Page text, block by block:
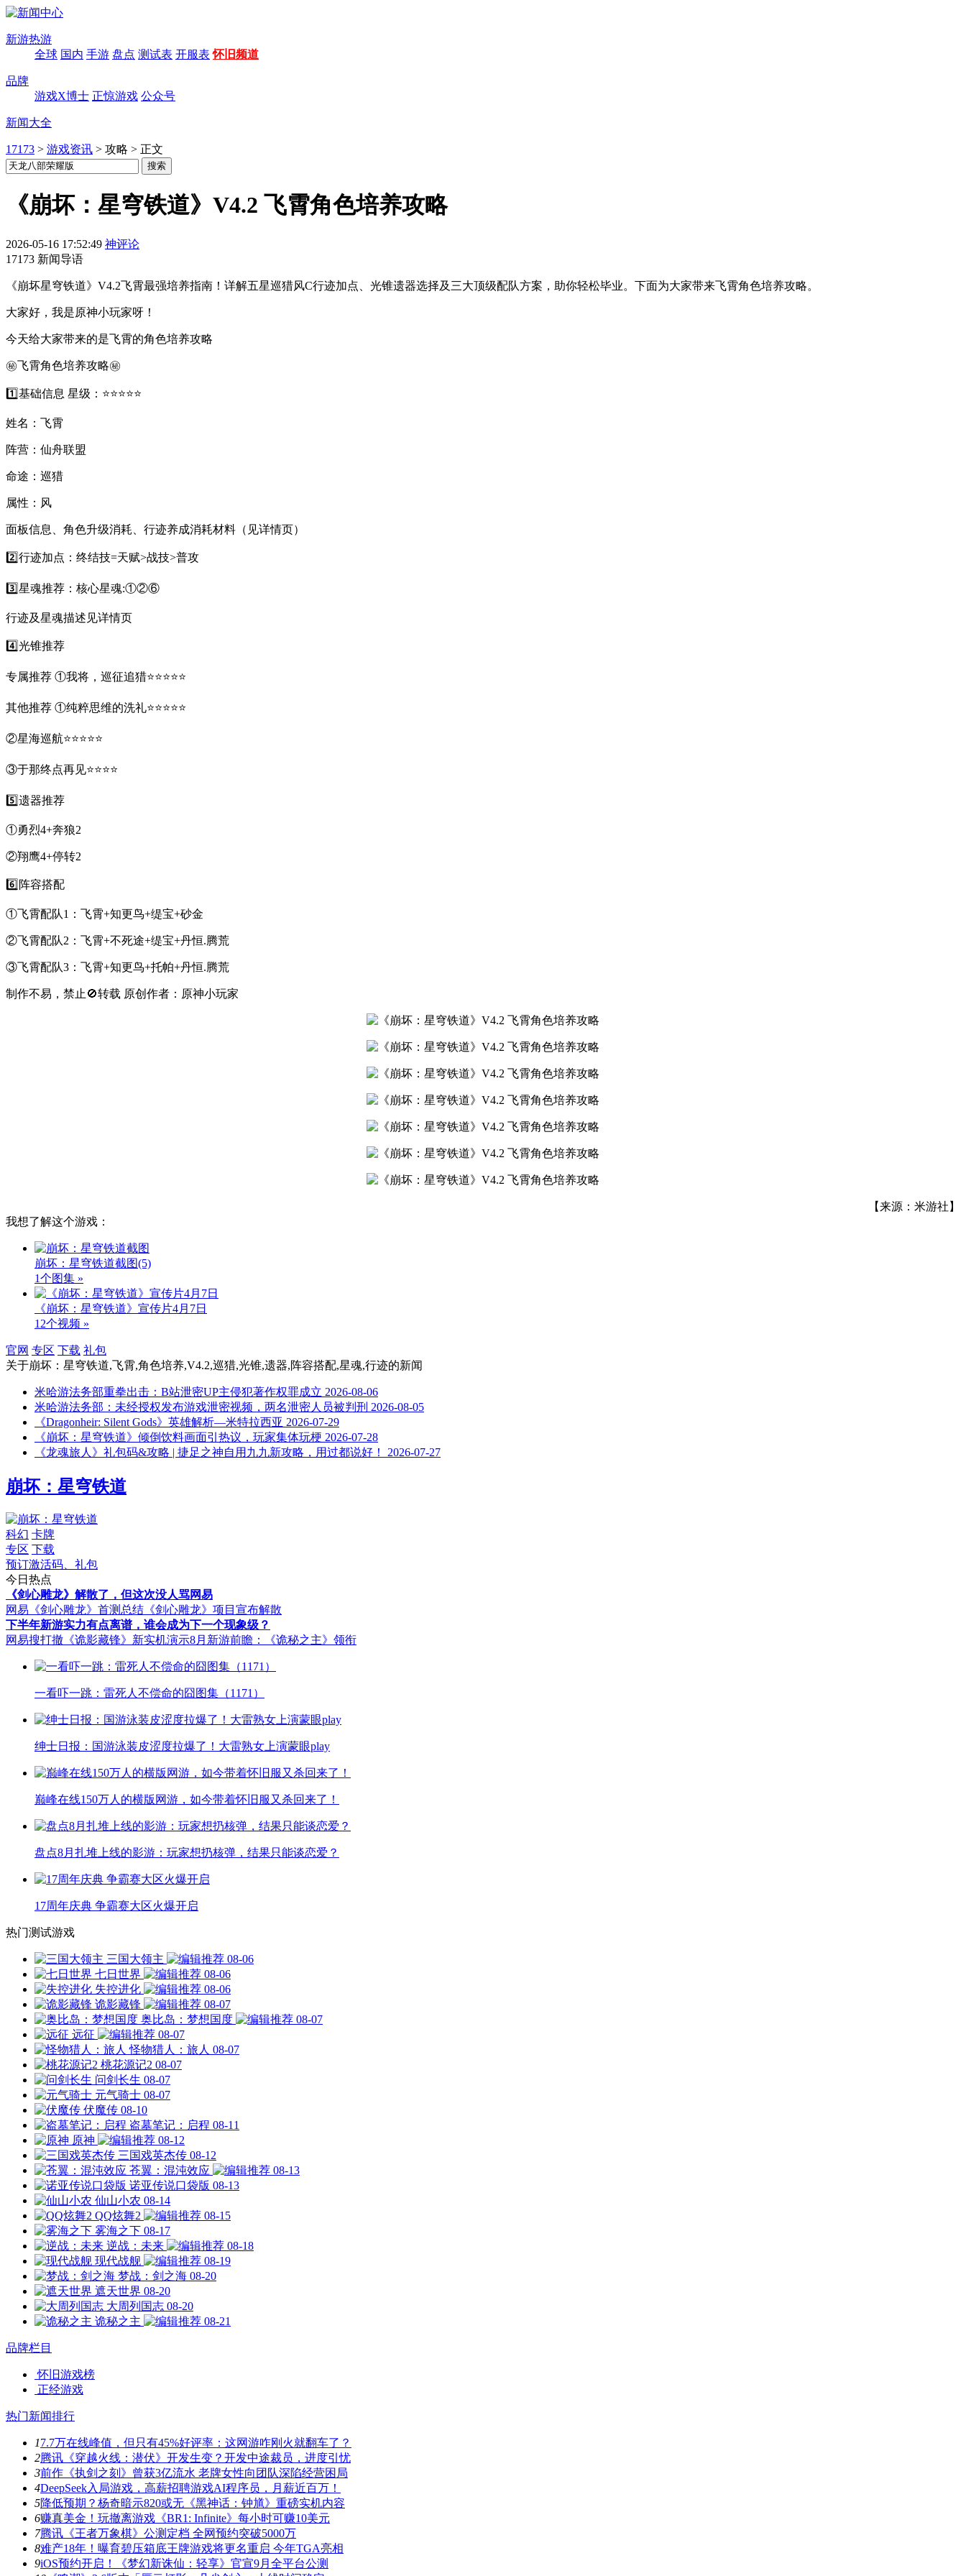
新游热游
全球 国内 手游 盘点 测试表 开服表 怀旧频道
品牌
游戏X博士 正惊游戏 公众号
新闻大全
17173 > 游戏资讯 > 攻略 > 正文
《崩坏：星穹铁道》V4.2 飞霄角色培养攻略
2026-05-16 17:52:49 神评论
17173 新闻导语
《崩坏星穹铁道》V4.2飞霄最强培养指南！详解五星巡猎风C行迹加点、光锥遗器选择及三大顶级配队方案，助你轻松毕业。下面为大家带来飞霄角色培养攻略。
大家好，我是原神小玩家呀！
今天给大家带来的是飞霄的角色培养攻略
㊙️飞霄角色培养攻略㊙️
1️⃣基础信息 星级：⭐⭐⭐⭐⭐
姓名：飞霄
阵营：仙舟联盟
命途：巡猎
属性：风
面板信息、角色升级消耗、行迹养成消耗材料（见详情页）
2️⃣行迹加点：终结技=天赋>战技>普攻
3️⃣星魂推荐：核心星魂:①②⑥
行迹及星魂描述见详情页
4️⃣光锥推荐
专属推荐 ①我将，巡征追猎⭐⭐⭐⭐⭐
其他推荐 ①纯粹思维的洗礼⭐⭐⭐⭐⭐
②星海巡航⭐⭐⭐⭐⭐
③于那终点再见⭐⭐⭐⭐
5️⃣遗器推荐
①勇烈4+奔狼2
②翔鹰4+停转2
6️⃣阵容搭配
①飞霄配队1：飞霄+知更鸟+缇宝+砂金
②飞霄配队2：飞霄+不死途+缇宝+丹恒.腾荒
③飞霄配队3：飞霄+知更鸟+托帕+丹恒.腾荒
制作不易，禁止🚫转载 原创作者：原神小玩家
【来源：米游社】
我想了解这个游戏：
崩坏：星穹铁道截图(5)
1个图集 »
《崩坏：星穹铁道》宣传片4月7日
12个视频 »
官网 专区 下载 礼包
关于崩坏：星穹铁道,飞霄,角色培养,V4.2,巡猎,光锥,遗器,阵容搭配,星魂,行迹的新闻
米哈游法务部重拳出击：B站泄密UP主侵犯著作权罪成立 2026-08-06
米哈游法务部：未经授权发布游戏泄密视频，两名泄密人员被判刑 2026-08-05
《Dragonheir: Silent Gods》英雄解析—米特拉西亚 2026-07-29
《崩坏：星穹铁道》倾倒饮料画面引热议，玩家集体玩梗 2026-07-28
《龙魂旅人》礼包码&攻略 | 捷足之神自用九九新攻略，用过都说好！
2026-07-27
崩坏：星穹铁道
科幻 卡牌
专区 下载
预订激活码、礼包
今日热点
《剑心雕龙》解散了，但这次没人骂网易
网易《剑心雕龙》首测总结 《剑心雕龙》项目宣布解散
下半年新游实力有点离谱，谁会成为下一个现象级？
网易搜打撤《诡影藏锋》新实机演示8月新游前瞻：《诡秘之主》领衔
一看吓一跳：雷死人不偿命的囧图集（1171）
绅士日报：国游泳装皮涩度拉爆了！大雷熟女上演蒙眼play
巅峰在线150万人的横版网游，如今带着怀旧服又杀回来了！
盘点8月扎堆上线的影游：玩家想扔核弹，结果只能谈恋爱？
17周年庆典 争霸赛大区火爆开启
热门测试游戏
三国大领主
08-06
七日世界
08-06
失控进化
08-06
诡影藏锋
08-07
奥比岛：梦想国度
08-07
远征
08-07
怪物猎人：旅人 08-07
桃花源记2 08-07
问剑长生 08-07
元气骑士 08-07
伏魔传 08-10
盗墓笔记：启程 08-11
原神
08-12
三国戏英杰传 08-12
苍翼：混沌效应
08-13
诺亚传说口袋版 08-13
仙山小农 08-14
QQ炫舞2
08-15
雾海之下 08-17
逆战：未来
08-18
现代战舰
08-19
梦战：剑之海 08-20
遮天世界 08-20
大周列国志 08-20
诡秘之主
08-21
品牌栏目
怀旧游戏榜
正经游戏
热门新闻排行
17.7万在线峰值，但只有45%好评率：这网游咋刚火就翻车了？
2腾讯《穿越火线：潜伏》开发生变？开发中途裁员，进度引忧
3前作《执剑之刻》曾获3亿流水 老牌女性向团队深陷经营困局
4DeepSeek入局游戏，高薪招聘游戏AI程序员，月薪近百万！
5降低预期？杨奇暗示820或无《黑神话：钟馗》重磅实机内容
6赚真美金！玩撤离游戏《BR1: Infinite》每小时可赚10美元
7腾讯《王者万象棋》公测定档 全网预约突破5000万
8难产18年！曝育碧压箱底王牌游戏将更名重启 今年TGA亮相
9iOS预约开启！《梦幻新诛仙：轻享》官宣9月全平台公测